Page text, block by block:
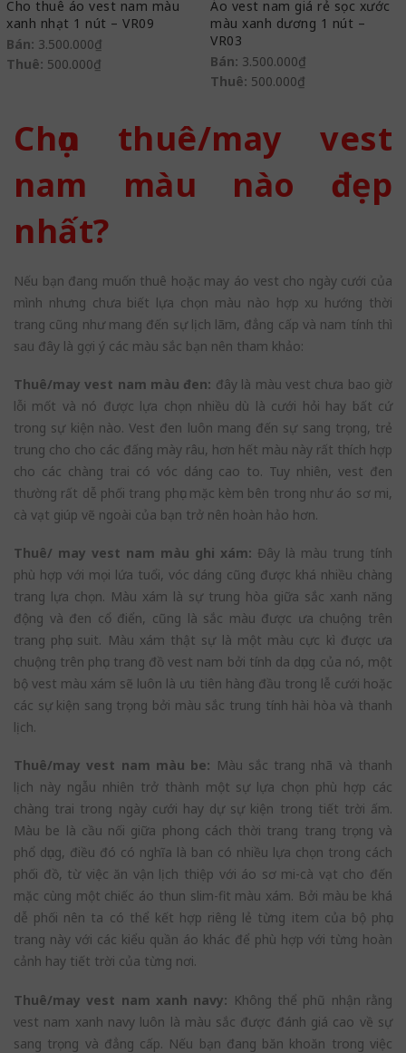
Cho thuê áo vest nam màu
xanh nhạt 1 nút – VR09
Bán: 3.500.000₫
Thuê: 500.000₫
Áo vest nam giá rẻ sọc xước
màu xanh dương 1 nút –
VR03
Bán: 3.500.000₫
Thuê: 500.000₫
Chọn thuê/may vest
nam màu nào đẹp
nhất?
Nếu bạn đang muốn thuê hoặc may áo vest cho ngày cưới của
mình nhưng chưa biết lựa chọn màu nào hợp xu hướng thời
trang cũng như mang đến sự lịch lãm, đẳng cấp và nam tính thì
sau đây là gợi ý các màu sắc bạn nên tham khảo:
Thuê/may vest nam màu đen: đây là màu vest chưa bao giờ
lỗi mốt và nó được lựa chọn nhiều dù là cưới hỏi hay bất cứ
trong sự kiện nào. Vest đen luôn mang đến sự sang trọng, trẻ
trung cho cho các đấng mày râu, hơn hết màu này rất thích hợp
cho các chàng trai có vóc dáng cao to. Tuy nhiên, vest đen
thường rất dễ phối trang phục mặc kèm bên trong như áo sơ mi,
cà vạt giúp vẽ ngoài của bạn trở nên hoàn hảo hơn.
Thuê/ may vest nam màu ghi xám: Đây là màu trung tính
phù hợp với mọi lứa tuổi, vóc dáng cũng được khá nhiều chàng
trang lựa chọn. Màu xám là sự trung hòa giữa sắc xanh năng
động và đen cổ điển, cũng là sắc màu được ưa chuộng trên
trang phục suit. Màu xám thật sự là một màu cực kì được ưa
chuộng trên phục trang đồ vest nam bởi tính da dụng của nó, một
bộ vest màu xám sẽ luôn là ưu tiên hàng đầu trong lễ cưới hoặc
các sự kiện sang trọng bởi màu sắc trung tính hài hòa và thanh
lịch.
Thuê/may vest nam màu be: Màu sắc trang nhã và thanh
lịch này ngẫu nhiên trở thành một sự lựa chọn phù hợp các
chàng trai trong ngày cưới hay dự sự kiện trong tiết trời ấm.
Màu be là cầu nối giữa phong cách thời trang trang trọng và
phổ dụng, điều đó có nghĩa là ban có nhiều lựa chọn trong cách
phối đồ, từ việc ăn vận lịch thiệp với áo sơ mi-cà vạt cho đến
mặc cùng một chiếc áo thun slim-fit màu xám. Bởi màu be khá
dễ phối nên ta có thể kết hợp riêng lẻ từng item của bộ phục
trang này với các kiểu quần áo khác để phù hợp với từng hoàn
cảnh hay tiết trời của từng nơi.
Thuê/may vest nam xanh navy: Không thể phũ nhận rằng
vest nam xanh navy luôn là màu sắc được đánh giá cao về sự
sang trọng và đẳng cấp. Nếu bạn đang băn khoăn trong việc